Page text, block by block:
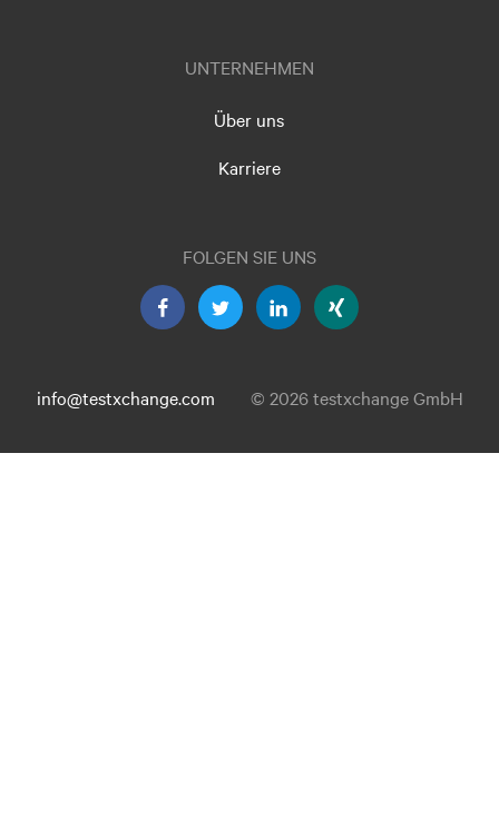
UNTERNEHMEN
Über uns
Karriere
FOLGEN SIE UNS
info@testxchange.com © 2026 testxchange GmbH